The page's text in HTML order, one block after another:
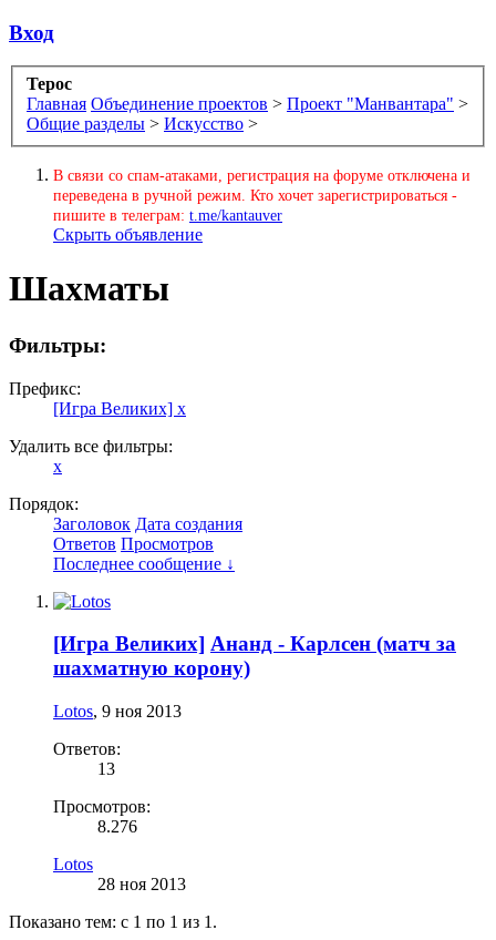
Вход
Терос
Главная Объединение проектов > Проект "Манвантара" >
Общие разделы > Искусство >
В связи со спам-атаками, регистрация на форуме отключена и
переведена в ручной режим. Кто хочет зарегистрироваться -
пишите в телеграм: t.me/kantauver
Скрыть объявление
Шахматы
Фильтры:
Префикс:
[Игра Великих] x
Удалить все фильтры:
x
Порядок:
Заголовок Дата создания
Ответов Просмотров
Последнее сообщение ↓
[Игра Великих] Ананд - Карлсен (матч за
шахматную корону)
Lotos, 9 ноя 2013
Ответов:
13
Просмотров:
8.276
Lotos
28 ноя 2013
Показано тем: с 1 по 1 из 1.